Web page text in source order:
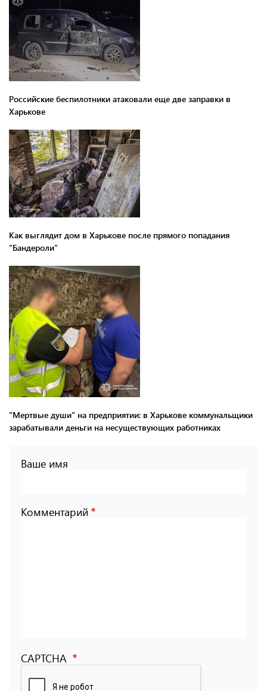
Российские беспилотники атаковали еще две заправки в
Харькове
Как выглядит дом в Харькове после прямого попадания
"Бандероли"
"Мертвые души" на предприятии: в Харькове коммунальщики
зарабатывали деньги на несуществующих работниках
Ваше имя
Комментарий
CAPTCHA